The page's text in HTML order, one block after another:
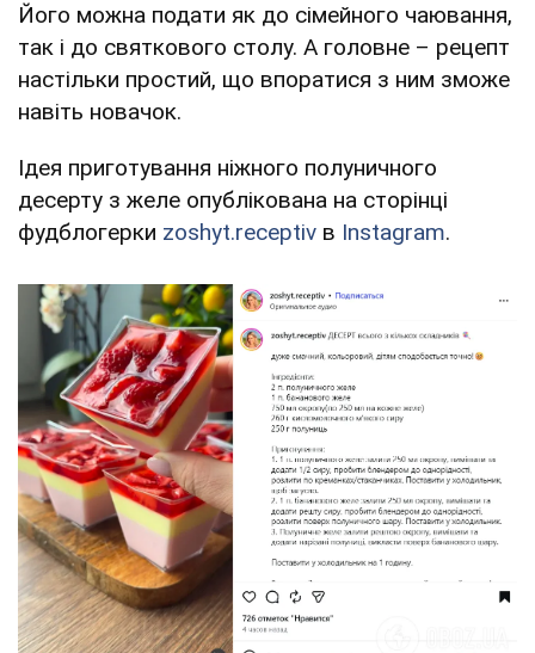
Його можна подати як до сімейного чаювання,
так і до святкового столу. А головне – рецепт
настільки простий, що впоратися з ним зможе
навіть новачок.
Ідея приготування ніжного полуничного
десерту з желе опублікована на сторінці
фудблогерки zoshyt.receptiv в Instagram.